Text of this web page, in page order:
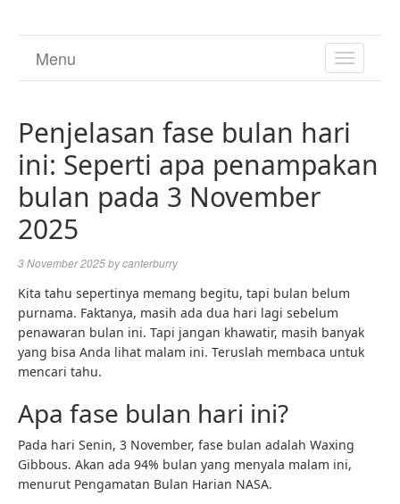
TOGGLE
Menu
Penjelasan fase bulan hari
ini: Seperti apa penampakan
bulan pada 3 November
2025
3 November 2025bycanterburry
Kita tahu sepertinya memang begitu, tapi bulan belum
purnama. Faktanya, masih ada dua hari lagi sebelum
penawaran bulan ini. Tapi jangan khawatir, masih banyak
yang bisa Anda lihat malam ini. Teruslah membaca untuk
mencari tahu.
Apa fase bulan hari ini?
Pada hari Senin, 3 November, fase bulan adalah Waxing
Gibbous. Akan ada 94% bulan yang menyala malam ini,
menurut Pengamatan Bulan Harian NASA.